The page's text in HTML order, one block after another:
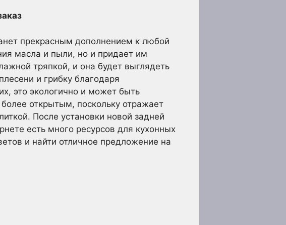
прекрасным дополнением к любой
масла и пыли, но и придает им
тряпкой, и она будет выглядеть
и грибку благодаря
это экологично и может быть
открытым, поскольку отражает
После установки новой задней
есть много ресурсов для кухонных
и найти отличное предложение на